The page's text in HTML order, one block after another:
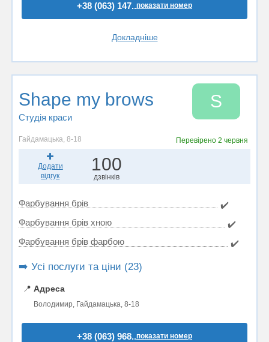
+38 (063) 147..показати номер
Докладніше
Shape my brows
Студія краси
S
Гайдамацька, 8-18 Перевірено 2 червня
Додати
відгук
100
дзвінків
Фарбування брів
✔️
Фарбування брів хною
✔️
Фарбування брів фарбою
✔️
➡️ Усі послуги та ціни (23)
📍 Адреса
Володимир, Гайдамацька, 8-18
+38 (063) 968..показати номер